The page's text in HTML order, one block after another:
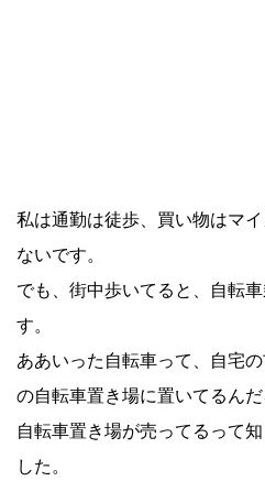
私は通勤は徒歩、買い物はマ
ないです。
でも、街中歩いてると、自転
す。
ああいった自転車って、自宅
の自転車置き場に置いてるん
自転車置き場が売ってるって
した。